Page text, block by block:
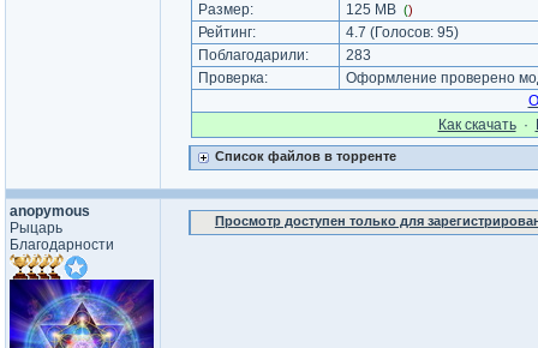
Размер:
125 MB ()
Рейтинг: 4.7 (Голосов: 95)
Поблагодарили:
283
Проверка:
Оформление проверено
Как cкачать·
Список файлов в торренте
anopymous
Рыцарь
Благодарности
Просмотр доступен только для